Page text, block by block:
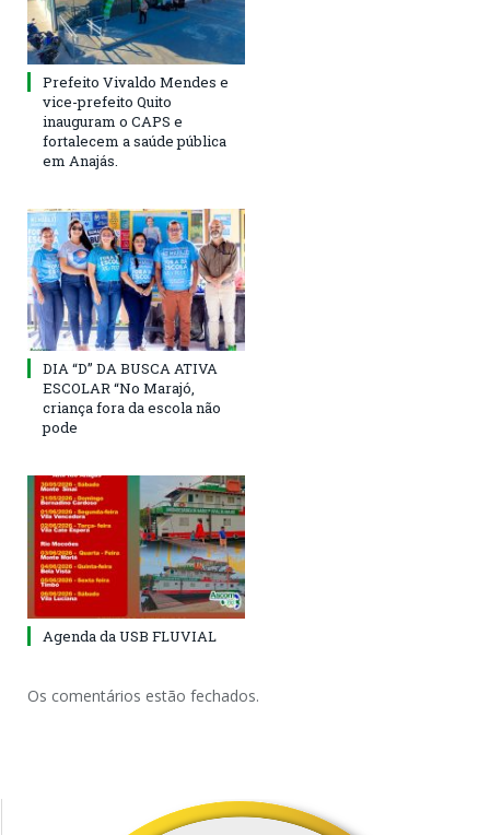
Prefeito Vivaldo Mendes e
vice-prefeito Quito
inauguram o CAPS e
fortalecem a saúde pública
em Anajás.
DIA “D” DA BUSCA ATIVA
ESCOLAR “No Marajó,
criança fora da escola não
pode
Agenda da USB FLUVIAL
Os comentários estão fechados.